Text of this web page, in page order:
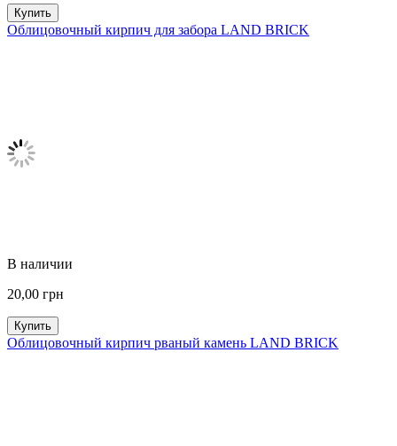
Купить
Облицовочный кирпич для забора LAND BRICK
В наличии
20,00 грн
Купить
Облицовочный кирпич рваный камень LAND BRICK